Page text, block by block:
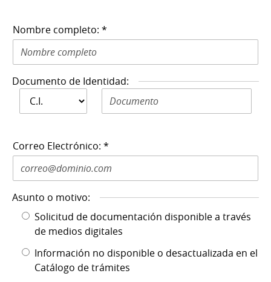
Nombre completo: *
Documento de Identidad:
Documento de
Identidad: *
Documento de Identidad N: *
Correo Electrónico: *
Asunto o motivo:
Solicitud de documentación disponible a través
de medios digitales
Información no disponible o desactualizada en el
Catálogo de trámites